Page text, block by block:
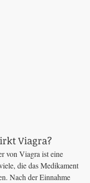
Viagra?
von Viagra ist eine
die das Medikament
Nach der Einnahme